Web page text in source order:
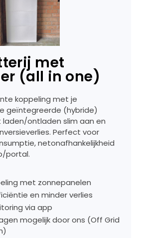
met
(all in one)
koppeling met je
geïntegreerde (hybride)
ontladen slim aan en
Perfect voor
netonafhankelijkheid
portal.
met zonnepanelen
en minder verlies
via app
mogelijk door ons (Off Grid